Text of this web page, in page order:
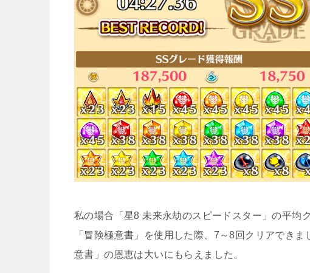
私の場合「星8 未来永劫のスピードスター」の平均
「冒険極意書」を使用した際、7～8回クリアでき
意書」の恩恵は大いにもらえました。